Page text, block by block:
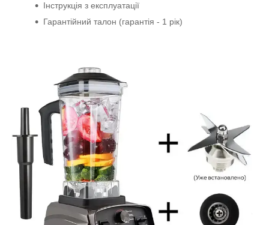
Інструкція з експлуатації
Гарантійний талон (гарантія - 1 рік)